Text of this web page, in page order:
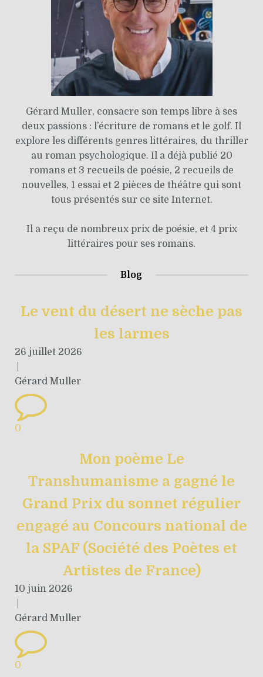
Gérard Muller, consacre son temps libre à ses
deux passions : l’écriture de romans et le golf. Il
explore les différents genres littéraires, du thriller
au roman psychologique. Il a déjà publié 20
romans et 3 recueils de poésie, 2 recueils de
nouvelles, 1 essai et 2 pièces de théâtre qui sont
tous présentés sur ce site Internet.
Il a reçu de nombreux prix de poésie, et 4 prix
littéraires pour ses romans.
Blog
Le vent du désert ne sèche pas
les larmes
26 juillet 2026
Gérard Muller
0
Mon poème Le
Transhumanisme a gagné le
Grand Prix du sonnet régulier
engagé au Concours national de
la SPAF (Société des Poètes et
Artistes de France)
10 juin 2026
Gérard Muller
0